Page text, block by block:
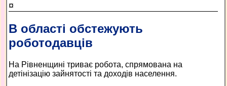
¤
В області обстежують
роботодавців
На Рівненщині триває робота, спрямована на
детінізацію зайнятості та доходів населення.